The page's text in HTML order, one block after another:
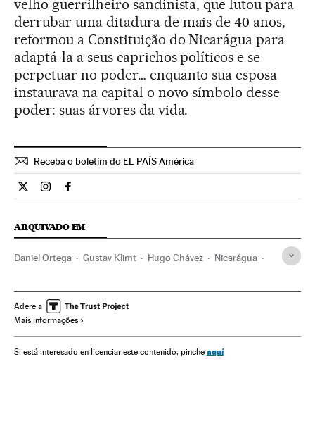
velho guerrilheiro sandinista, que lutou para
derrubar uma ditadura de mais de 40 anos,
reformou a Constituição do Nicarágua para
adaptá-la a seus caprichos políticos e se
perpetuar no poder… enquanto sua esposa
instaurava na capital o novo símbolo desse
poder: suas árvores da vida.
Receba o boletim do EL PAÍS América
Internacional El País Brasil en Twitter
Internacional El País Brasil en Instagram
Internacional El País Brasil en Facebook
ARQUIVADO EM
Daniel Ortega Gustav Klimt Hugo Chávez Nicarágua
América Latina América
Adere a
Mais informações
Si está interesado en licenciar este contenido, pinche aquí